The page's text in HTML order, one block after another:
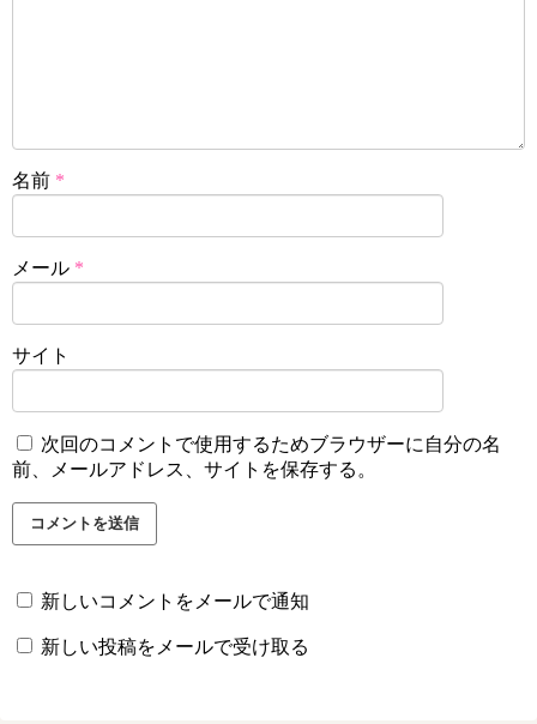
名前 *
メール *
サイト
次回のコメントで使用するためブラウザーに自分の名
前、メールアドレス、サイトを保存する。
新しいコメントをメールで通知
新しい投稿をメールで受け取る